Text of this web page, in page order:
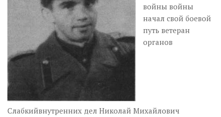
войны войны
начал свой боевой
путь ветеран
органов
Слабкийвнутренних дел Николай Михайлович